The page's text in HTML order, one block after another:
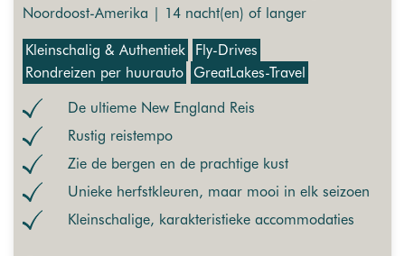
Noordoost-Amerika | 14 nacht(en) of langer
Kleinschalig & Authentiek
Fly-Drives
Rondreizen per huurauto GreatLakes-Travel
De ultieme New England Reis
Rustig reistempo
Zie de bergen en de prachtige kust
Unieke herfstkleuren, maar mooi in elk seizoen
Kleinschalige, karakteristieke accommodaties